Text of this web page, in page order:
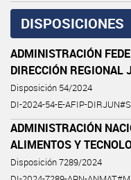
DISPOSICIONES
ADMINISTRACIÓN
DIRECCIÓN REGIONAL
Disposición 54/2024
DI-2024-54-E-AFIP-
ADMINISTRACIÓN
ALIMENTOS Y
Disposición 7289/2024